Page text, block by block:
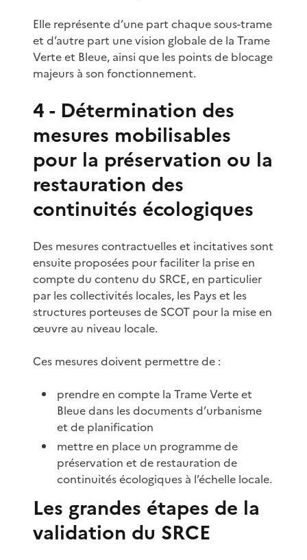
Elle représente d’une part chaque sous-trame
et d’autre part une vision globale de la Trame
Verte et Bleue, ainsi que les points de blocage
majeurs à son fonctionnement.
4 - Détermination des
mesures mobilisables
pour la préservation ou la
restauration des
continuités écologiques
Des mesures contractuelles et incitatives sont
ensuite proposées pour faciliter la prise en
compte du contenu du SRCE, en particulier
par les collectivités locales, les Pays et les
structures porteuses de SCOT pour la mise en
œuvre au niveau locale.
Ces mesures doivent permettre de :
prendre en compte la Trame Verte et
Bleue dans les documents d’urbanisme
et de planification
mettre en place un programme de
préservation et de restauration de
continuités écologiques à l’échelle locale.
Les grandes étapes de la
validation du SRCE